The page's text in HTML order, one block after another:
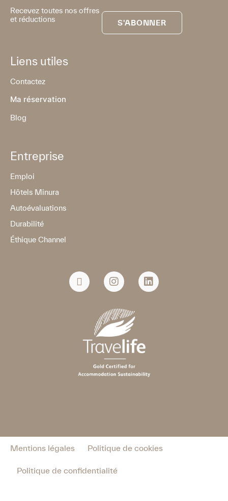
Recevez toutes nos offres
et réductions
S'ABONNER
Liens utiles
Contactez
Ma réservation
Blog
Entreprise
Emploi
Hôtels Minura
Autoévaluations
Durabilité
Éthique Channel
Mentions légales Politique de cookies
Politique de confidentialité